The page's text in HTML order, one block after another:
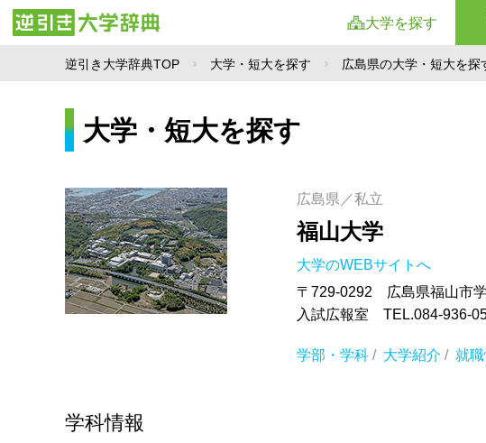
大学を探す
逆引き大学辞典TOP 大学・短大を探す 広島県の大学・短大を探
大学・短大を探す
広島県／私立
福山大学
大学のWEBサイトへ
〒729-0292 広島県福山市
入試広報室 TEL.084-936-
学部・学科/ 大学紹介 / 就
学科情報